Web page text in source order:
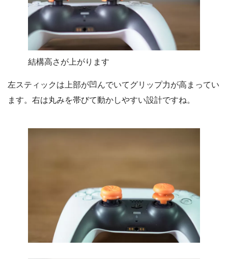
結構高さが上がります
左スティックは上部が凹んでいてグリップ力が高まってい
ます。右は丸みを帯びて動かしやすい設計ですね。